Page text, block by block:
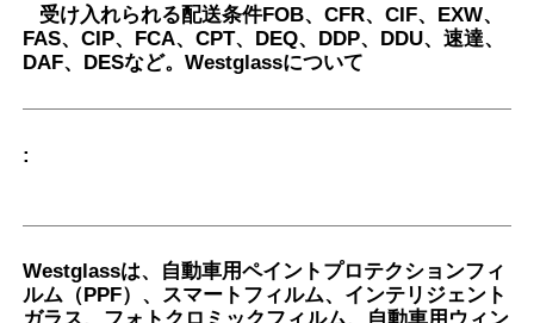
TPU-
EPU-
冒険
中の
傷か
: 険
冒険
中の
受け入れられる配送条件FOB、CFR、CIF、EXW、
FAS、CIP、FCA、CPT、DEQ、DDP、DDU、速達、
DAF、DESなど。Westglassについて
:
Westglassは、自動車用ペイントプロテクションフィ
ルム（PPF）、スマートフィルム、インテリジェント